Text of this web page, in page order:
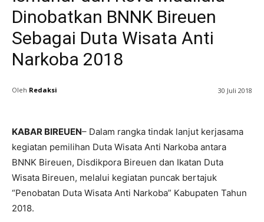
Dinobatkan BNNK Bireuen
Sebagai Duta Wisata Anti
Narkoba 2018
Oleh Redaksi 30 Juli 2018
KABAR BIREUEN– Dalam rangka tindak lanjut kerjasama
kegiatan pemilihan Duta Wisata Anti Narkoba antara
BNNK Bireuen, Disdikpora Bireuen dan Ikatan Duta
Wisata Bireuen, melalui kegiatan puncak bertajuk
“Penobatan Duta Wisata Anti Narkoba” Kabupaten Tahun
2018.